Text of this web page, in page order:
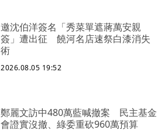
邀沈伯洋簽名「秀菜單遮蔣萬安親
簽」遭出征 饒河名店速祭白漆消失
術
2026.08.05 19:52
鄭麗文訪中480萬藍喊撤案 民主基金
會證實沒撤、綠委重砍960萬預算